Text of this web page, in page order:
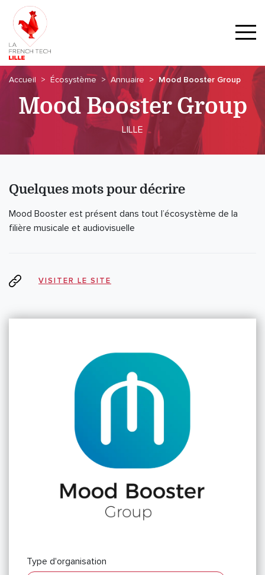
Accueil Écosystème Annuaire Mood Booster Group
Mood Booster Group
LILLE
Quelques mots pour décrire
Mood Booster est présent dans tout l’écosystème de la
filière musicale et audiovisuelle
VISITER LE SITE
Type d'organisation